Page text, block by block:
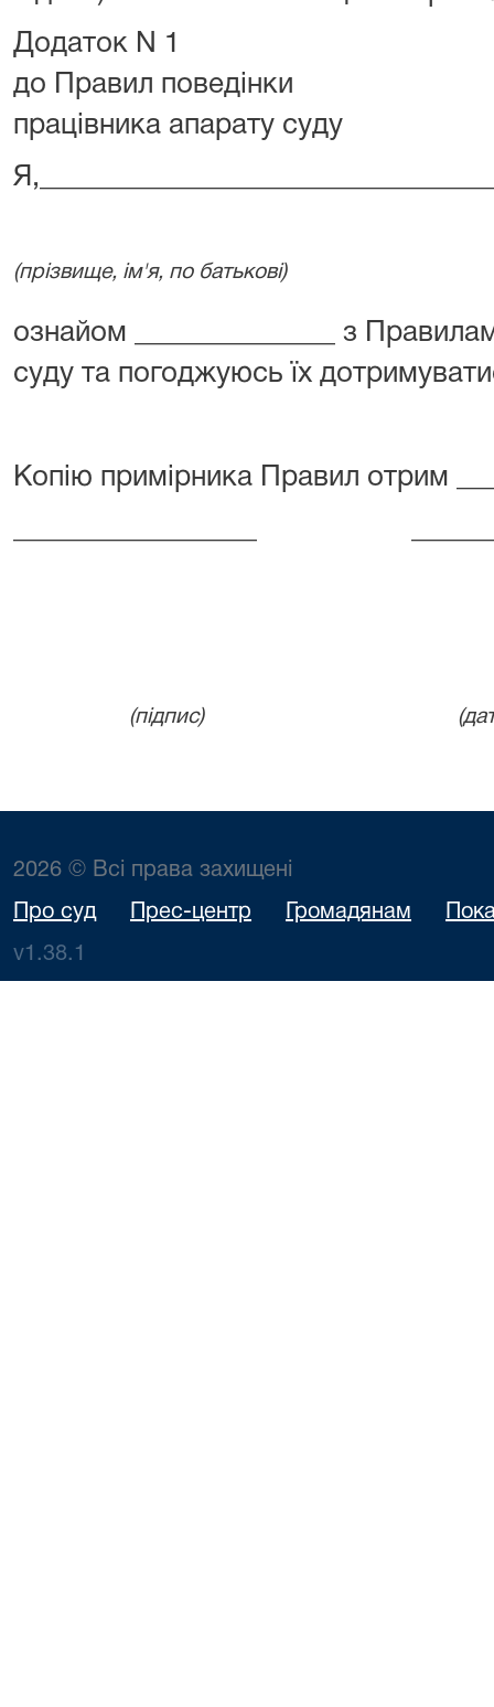
Додаток N 1
до Правил поведінки
працівника апарату суду
(прізвище, ім'я, по батькові)
ознайом ______________ з
суду та погоджуюсь їх
Копію примірника Правил отрим
(підпис)
2026 © Всі права захищені
Про суд Прес-центр Громадянам
v1.38.1